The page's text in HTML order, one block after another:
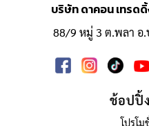
บริษัท ดาคอน เทรด
88/9 หมู่ 3 ต.พลา อ.
ช้อปปิ้
โปรโ